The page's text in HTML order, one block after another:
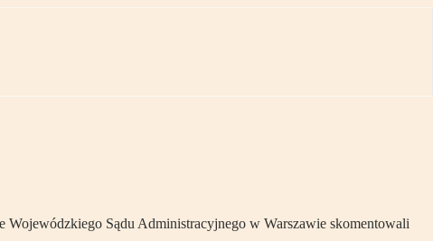
Sądu Administracyjnego w Warszawie skomentowali